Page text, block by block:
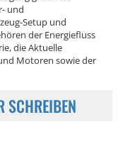
und
Setup und
der Energiefluss
die Aktuelle
Motoren sowie der
SCHREIBEN